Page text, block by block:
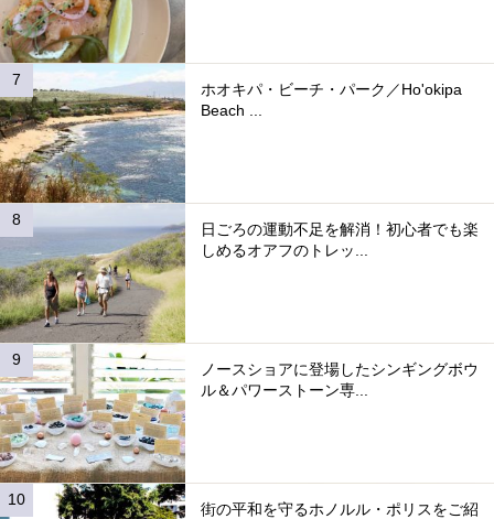
ホオキパ・ビーチ・パーク／Ho'okipa
Beach ...
日ごろの運動不足を解消！初心者でも楽
しめるオアフのトレッ...
ノースショアに登場したシンギングボウ
ル＆パワーストーン専...
街の平和を守るホノルル・ポリスをご紹